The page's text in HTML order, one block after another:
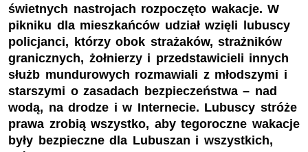
świetnych nastrojach rozpoczęto wakacje. W
pikniku dla mieszkańców udział wzięli lubuscy
policjanci, którzy obok strażaków, strażników
granicznych, żołnierzy i przedstawicieli innych
służb mundurowych rozmawiali z młodszymi i
starszymi o zasadach bezpieczeństwa – nad
wodą, na drodze i w Internecie. Lubuscy stróże
prawa zrobią wszystko, aby tegoroczne wakacje
były bezpieczne dla Lubuszan i wszystkich,